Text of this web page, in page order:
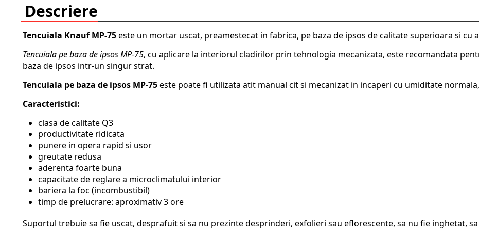
Descriere
Tencuiala Knauf MP-75este un mortar uscat, preamestecat in fabrica, pe baza de ipsos de calitate superioara si cu
Tencuiala pe baza de ipsos MP-75, cu aplicare la interiorul cladirilor prin tehnologia mecanizata, este recomandata
baza de ipsos intr-un singur strat.
Tencuiala pe baza de ipsos MP-75este poate fi utilizata atit manual cit si mecanizat in incaperi cu umiditate
Caracteristici:
clasa de calitate Q3
productivitate ridicata
punere in opera rapid si usor
greutate redusa
aderenta foarte buna
capacitate de reglare a microclimatului interior
bariera la foc (incombustibil)
timp de prelucrare: aproximativ 3 ore
Suportul trebuie sa fie uscat, desprafuit si sa nu prezinte desprinderi, exfolieri sau eflorescente, sa nu fie inghetat,